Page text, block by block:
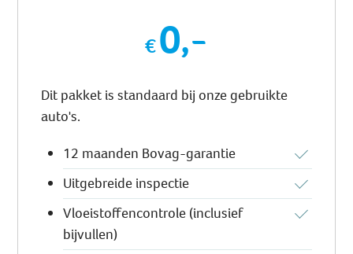
0,-
Dit pakket is standaard bij onze gebruikte
auto's.
12 maanden Bovag-garantie
Uitgebreide inspectie
Vloeistoffencontrole (inclusief
bijvullen)